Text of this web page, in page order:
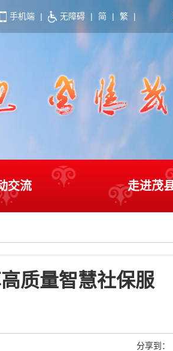
手机端 | 无障碍 | 简 | 繁 |
交流 走进茂
质量智慧社保服
分享到：